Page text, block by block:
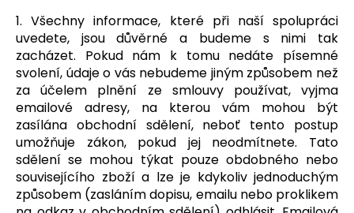
1. Všechny informace, které při naší spolupráci
uvedete, jsou důvěrné a budeme s nimi tak
zacházet. Pokud nám k tomu nedáte písemné
svolení, údaje o vás nebudeme jiným způsobem než
za účelem plnění ze smlouvy používat, vyjma
emailové adresy, na kterou vám mohou být
zasílána obchodní sdělení, neboť tento postup
umožňuje zákon, pokud jej neodmítnete. Tato
sdělení se mohou týkat pouze obdobného nebo
souvisejícího zboží a lze je kdykoliv jednoduchým
způsobem (zasláním dopisu, emailu nebo proklikem